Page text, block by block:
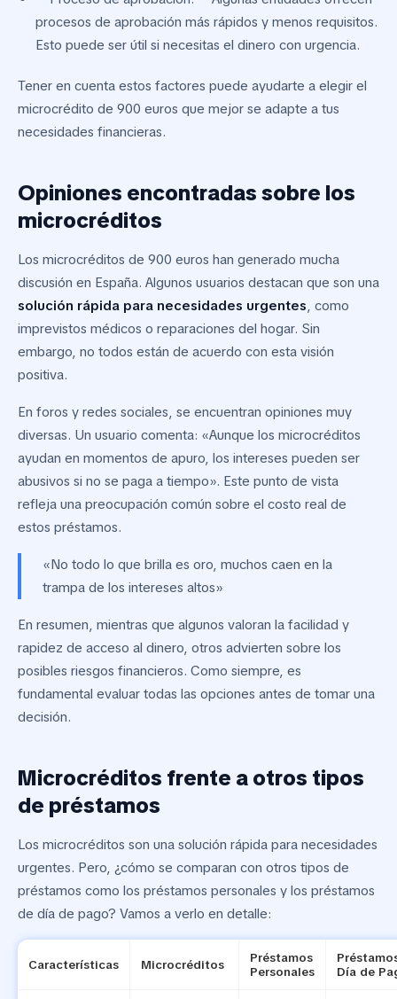
procesos de aprobación más rápidos y menos requisitos.
Esto puede ser útil si necesitas el dinero con urgencia.
Tener en cuenta estos factores puede ayudarte a elegir el
microcrédito de 900 euros que mejor se adapte a tus
necesidades financieras.
Opiniones encontradas sobre los
microcréditos
Los microcréditos de 900 euros han generado mucha
discusión en España. Algunos usuarios destacan que son una
solución rápida para necesidades urgentes, como
imprevistos médicos o reparaciones del hogar. Sin
embargo, no todos están de acuerdo con esta visión
positiva.
En foros y redes sociales, se encuentran opiniones muy
diversas. Un usuario comenta: «Aunque los microcréditos
ayudan en momentos de apuro, los intereses pueden ser
abusivos si no se paga a tiempo». Este punto de vista
refleja una preocupación común sobre el costo real de
estos préstamos.
«No todo lo que brilla es oro, muchos caen en la
trampa de los intereses altos»
En resumen, mientras que algunos valoran la facilidad y
rapidez de acceso al dinero, otros advierten sobre los
posibles riesgos financieros. Como siempre, es
fundamental evaluar todas las opciones antes de tomar una
decisión.
Microcréditos frente a otros tipos
de préstamos
Los microcréditos son una solución rápida para necesidades
urgentes. Pero, ¿cómo se comparan con otros tipos de
préstamos como los préstamos personales y los préstamos
de día de pago? Vamos a verlo en detalle:
Características Microcréditos
Préstamos
Personales
Día de